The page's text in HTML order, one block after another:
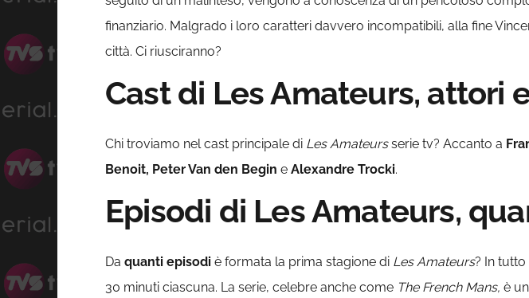
finanziario. Malgrado i loro caratteri davvero incompatibili, alla fine
città. Ci riusciranno?
Cast di Les Amateurs, attori
Chi troviamo nel cast principale di Les Amateursserie tv? Accanto a
Benoit, Peter Van den Begin e Alexandre Trocki.
Episodi di Les Amateurs,
Da quanti episodi è formata la prima stagione di Les Amateurs? In
30 minuti ciascuna. La serie, celebre anche come The French Mans, è